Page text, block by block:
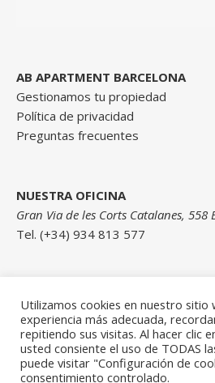
AB APARTMENT BARCELONA
Gestionamos tu propiedad
Política de privacidad
Preguntas frecuentes
NUESTRA OFICINA
Gran Via de les Corts Catalanes, 558
Tel. (+34) 934 813 577
Utilizamos cookies en nuestro sitio
experiencia más adecuada,
repitiendo sus visitas. Al hacer clic
usted consiente el uso de TODAS
puede visitar "Configuración de
consentimiento controlado.